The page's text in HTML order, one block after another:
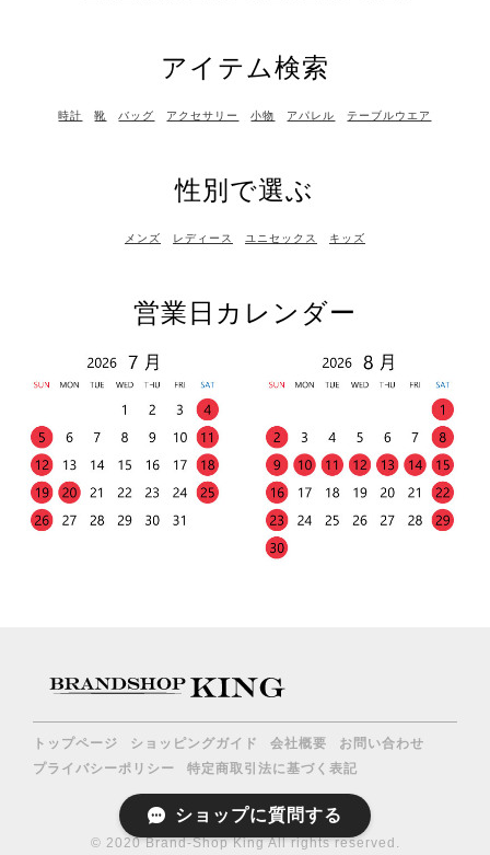
アイテム検索
時計 靴 バッグ アクセサリー 小物 アパレル テーブルウエア
性別で選ぶ
メンズ レディース ユニセックス キッズ
営業日カレンダー
トップページ ショッピングガイド 会社概要
お問い合わせ
プライバシーポリシー
特定商取引法に基づく表記
© 2020 Brand-Shop King All rights reserved.
ショップに質問する